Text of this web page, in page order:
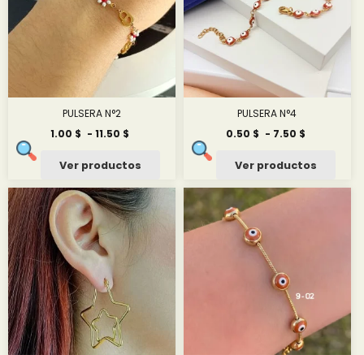
PULSERA N°2
1.00 $ - 11.50 $
desde
1.00 $
hasta
11.50 $
Ver productos
PULSERA N°4
0.50 $ - 7.50 $
desde
0.50 $
Ver productos